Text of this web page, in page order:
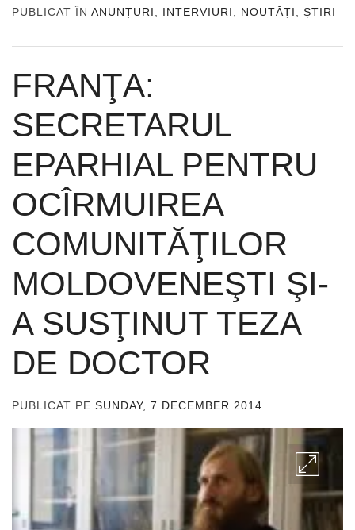
PUBLICAT ÎN ANUNȚURI INTERVIURI NOUTĂȚI ȘTIRI
FRANŢA:
SECRETARUL
EPARHIAL PENTRU
OCÎRMUIREA
COMUNITĂŢILOR
MOLDOVENEŞTI ŞI-
A SUSŢINUT TEZA
DE DOCTOR
PUBLICAT PE SUNDAY, 7 DECEMBER 2014